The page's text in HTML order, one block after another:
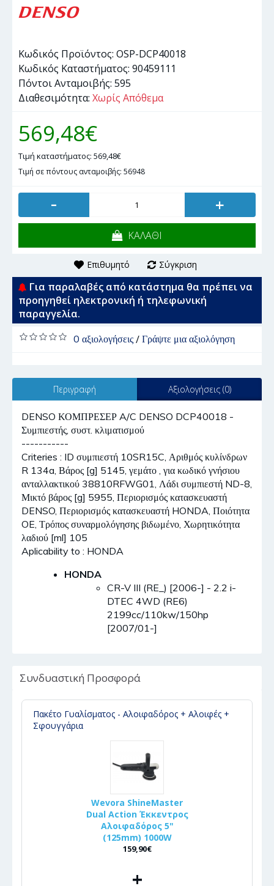
Κωδικός Προϊόντος: OSP-DCP40018
Κωδικός Καταστήματος: 90459111
Πόντοι Ανταμοιβής: 595
Διαθεσιμότητα: Χωρίς Απόθεμα
569,48€
Τιμή καταστήματος: 569,48€
Τιμή σε πόντους ανταμοιβής: 56948
- +
ΚΑΛΑΘΙ
Επιθυμητό Σύγκριση
Για παραλαβές από κατάστημα θα πρέπει να
προηγηθεί ηλεκτρονική ή τηλεφωνική
παραγγελία.
0 αξιολογήσεις/ Γράψτε μια αξιολόγηση
Περιγραφή Αξιολογήσεις (0)
DENSO ΚΟΜΠΡΕΣΕΡ A/C DENSO DCP40018 -
Συμπιεστής, συστ. κλιματισμού
-----------
Criteries : ID συμπιεστή 10SR15C, Αριθμός κυλίνδρων
R 134a, Βάρος [g] 5145, γεμάτο , για κωδικό γνήσιου
ανταλλακτικού 38810RFWG01, Λάδι συμπιεστή ND-8,
Μικτό βάρος [g] 5955, Περιορισμός κατασκευαστή
DENSO, Περιορισμός κατασκευαστή HONDA, Ποιότητα
OE, Τρόπος συναρμολόγησης βιδωμένο, Χωρητικότητα
λαδιού [ml] 105
Aplicability to : HONDA
HONDA
CR-V III (RE_) [2006-] - 2.2 i-
DTEC 4WD (RE6)
2199cc/110kw/150hp
[2007/01-]
Συνδυαστική Προσφορά
Πακέτο Γυαλίσματος - Αλοιφαδόρος + Αλοιφές +
Σφουγγάρια
Wevora ShineMaster
Dual Action Έκκεντρος
Αλοιφαδόρος 5"
(125mm) 1000W
159,90€
+